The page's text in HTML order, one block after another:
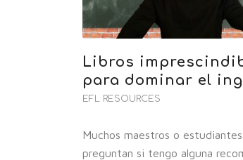
Libros
para dominar el
EFL RESOURCES
Muchos maestros o
preguntan si tengo alguna